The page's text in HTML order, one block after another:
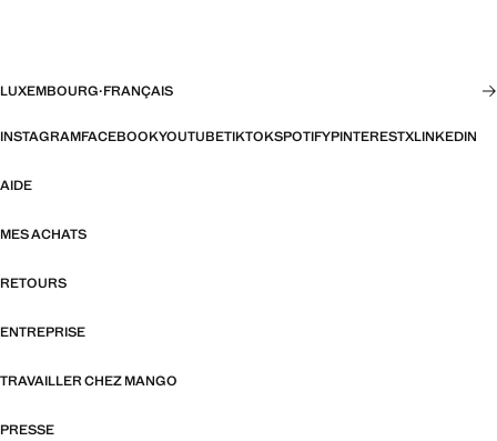
LUXEMBOURG·FRANÇAIS
INSTAGRAMFACEBOOKYOUTUBETIKTOKSPOTIFYPINTERESTXLINKEDIN
AIDE
MES ACHATS
RETOURS
ENTREPRISE
TRAVAILLER CHEZ MANGO
PRESSE